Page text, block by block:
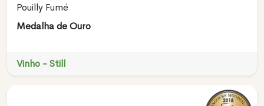
Pouilly Fumé
Medalha de Ouro
Vinho - Still